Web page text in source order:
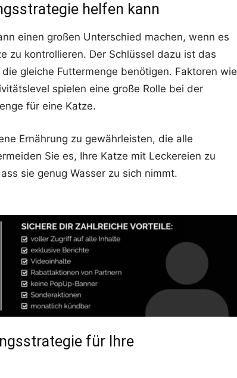
helfen kann
einen großen Unterschied machen, wenn es
zu kontrollieren. Der Schlüssel dazu ist das
gleiche Futtermenge benötigen. Faktoren wie
spielen eine große Rolle bei der
für eine Katze.
Ernährung zu gewährleisten, die alle
Sie es, Ihre Katze mit Leckereien zu
sie genug Wasser zu sich nimmt.
für Ihre